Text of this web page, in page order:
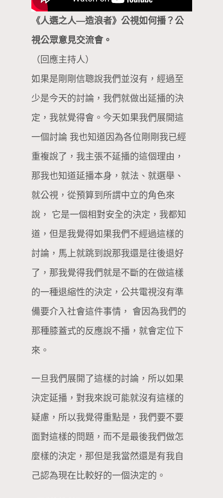
《人選之人—造浪者》公視如何播？公
視公眾意見交流會。
（回應主持人）
如果是剛剛信聰說我們並沒有，經過至
少是今天的討論，我們就做出延播的決
定，我就覺得會。今天如果我們展開這
一個討論 我也知道因為各位剛剛我已經
重複說了，我主張不延播的這個理由，
那我也知道延播本身，就法、就選舉、
就公視，從預算到所謂中立的角色來
說， 它是一個相對安全的決定，我都知
道，但是我覺得如果我們不經過這樣的
討論，馬上就跳到說那我還是往後退好
了，那我覺得我們就是不斷的在做這樣
的一種退縮性的決定，公共電視沒有準
備要介入社會這件事情， 會因為我們的
那種膝蓋式的反應說不播，就會定位下
來。
一旦我們展開了這樣的討論，所以如果
決定延播，對我來說可能就沒有這樣的
疑慮，所以我覺得重點是，我們要不要
面對這樣的問題，而不是最後我們做怎
麼樣的決定，那但是我當然還是有我自
己認為現在比較好的一個決定的。